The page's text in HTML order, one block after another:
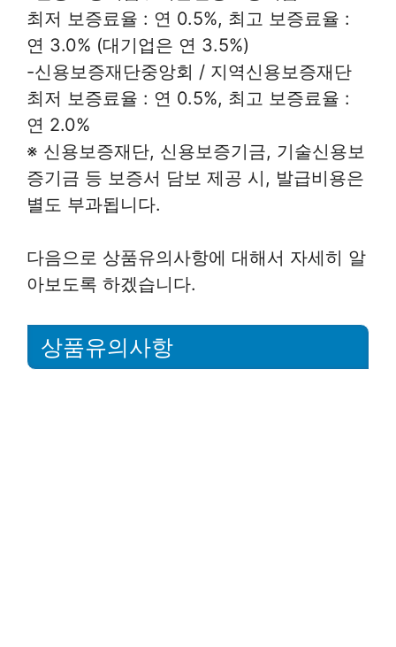
최저 보증료율 : 연 0.5%, 최고 보증료율 :
연 3.0% (대기업은 연 3.5%)
-신용보증재단중앙회 / 지역신용보증재단
최저 보증료율 : 연 0.5%, 최고 보증료율 :
연 2.0%
※ 신용보증재단, 신용보증기금, 기술신용보
증기금 등 보증서 담보 제공 시, 발급비용은
별도 부과됩니다.
다음으로 상품유의사항에 대해서 자세히 알
아보도록 하겠습니다.
상품유의사항